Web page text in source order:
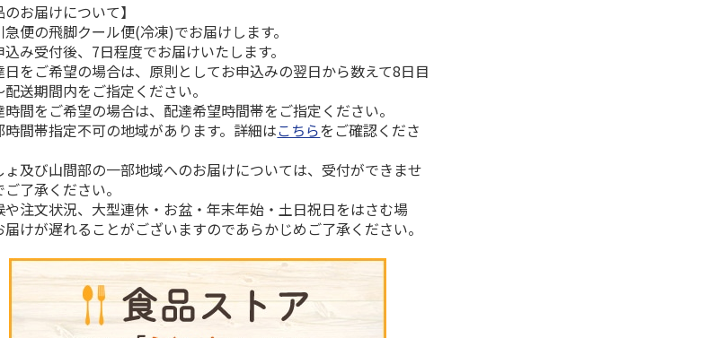
のお届けについて】
急便の飛脚クール便(冷凍)でお届けします。
込み受付後、7日程度でお届けいたします。
をご希望の場合は、原則としてお申込みの翌日から数えて8日目
配送期間内をご指定ください。
間をご希望の場合は、配達希望時間帯をご指定ください。
間帯指定不可の地域があります。詳細はこちらをご確認くださ
及び山間部の一部地域へのお届けについては、受付ができませ
了承ください。
注文状況、大型連休・お盆・年末年始・土日祝日をはさむ場
届けが遅れることがございますのであらかじめご了承ください。